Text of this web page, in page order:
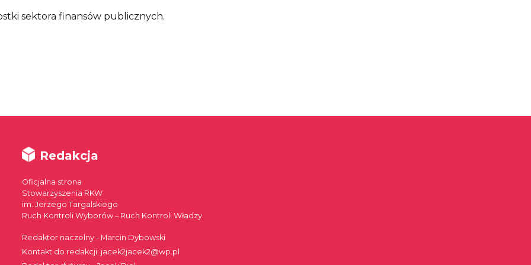
sektora finansów publicznych.
Redakcja
Oficjalna strona
Stowarzyszenia RKW
im. Jerzego Targalskiego
Ruch Kontroli Wyborów – Ruch Kontroli Władzy
Redaktor naczelny - Marcin Dybowski
Kontakt do redakcji: jacek2jacek2@wp.pl